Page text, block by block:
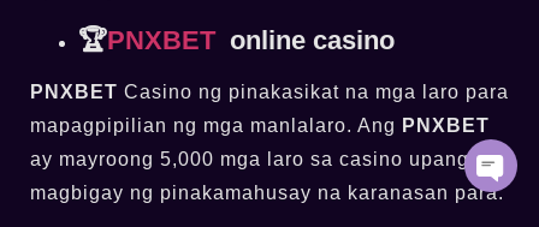
🏆PNXBETonline casino
PNXBET Casino ng pinakasikat na mga laro para
mapagpipilian ng mga manlalaro. Ang PNXBET
ay mayroong 5,000 mga laro sa casino upang
magbigay ng pinakamahusay na karanasan para.